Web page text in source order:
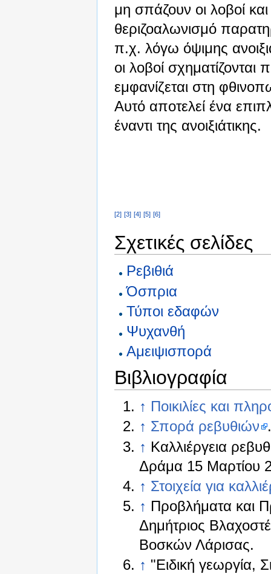
μη σπάζουν οι λοβοί
θεριζοαλωνισμό
π.χ. λόγω όψιμης
οι λοβοί
εμφανίζεται στη
Αυτό αποτελεί ένα
έναντι της ανοιξιάτικης.
[2] [3] [4] [5] [6]
Σχετικές σελίδες
Ρεβιθιά
Όσπρια
Τύποι εδαφών
Ψυχανθή
Αμειψισπορά
Βιβλιογραφία
↑ Ποικιλίες και
↑ Σπορά ρεβυθιών .
↑ Καλλιέργεια
Δράμα 15 Μαρτίου
↑ Στοιχεία για
↑ Προβλήματα και
Δημήτριος
Βοσκών Λάρισας.
↑ "Ειδική γεωργία,